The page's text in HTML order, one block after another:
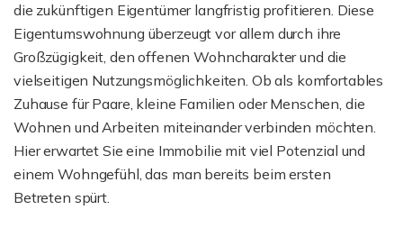
die zukünftigen Eigentümer langfristig profitieren. Diese
Eigentumswohnung überzeugt vor allem durch ihre
Großzügigkeit, den offenen Wohncharakter und die
vielseitigen Nutzungsmöglichkeiten. Ob als komfortables
Zuhause für Paare, kleine Familien oder Menschen, die
Wohnen und Arbeiten miteinander verbinden möchten.
Hier erwartet Sie eine Immobilie mit viel Potenzial und
einem Wohngefühl, das man bereits beim ersten
Betreten spürt.